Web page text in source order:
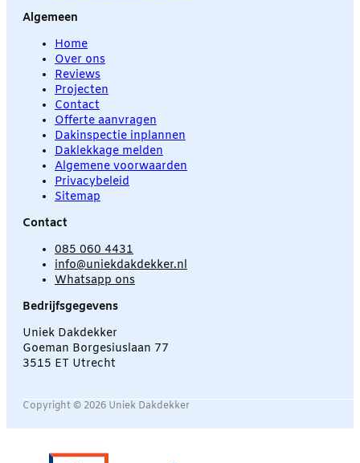
Algemeen
Home
Over ons
Reviews
Projecten
Contact
Offerte aanvragen
Dakinspectie inplannen
Daklekkage melden
Algemene voorwaarden
Privacybeleid
Sitemap
Contact
085 060 4431
info@uniekdakdekker.nl
Whatsapp ons
Bedrijfsgegevens
Uniek Dakdekker
Goeman Borgesiuslaan 77
3515 ET Utrecht
Copyright © 2026 Uniek Dakdekker